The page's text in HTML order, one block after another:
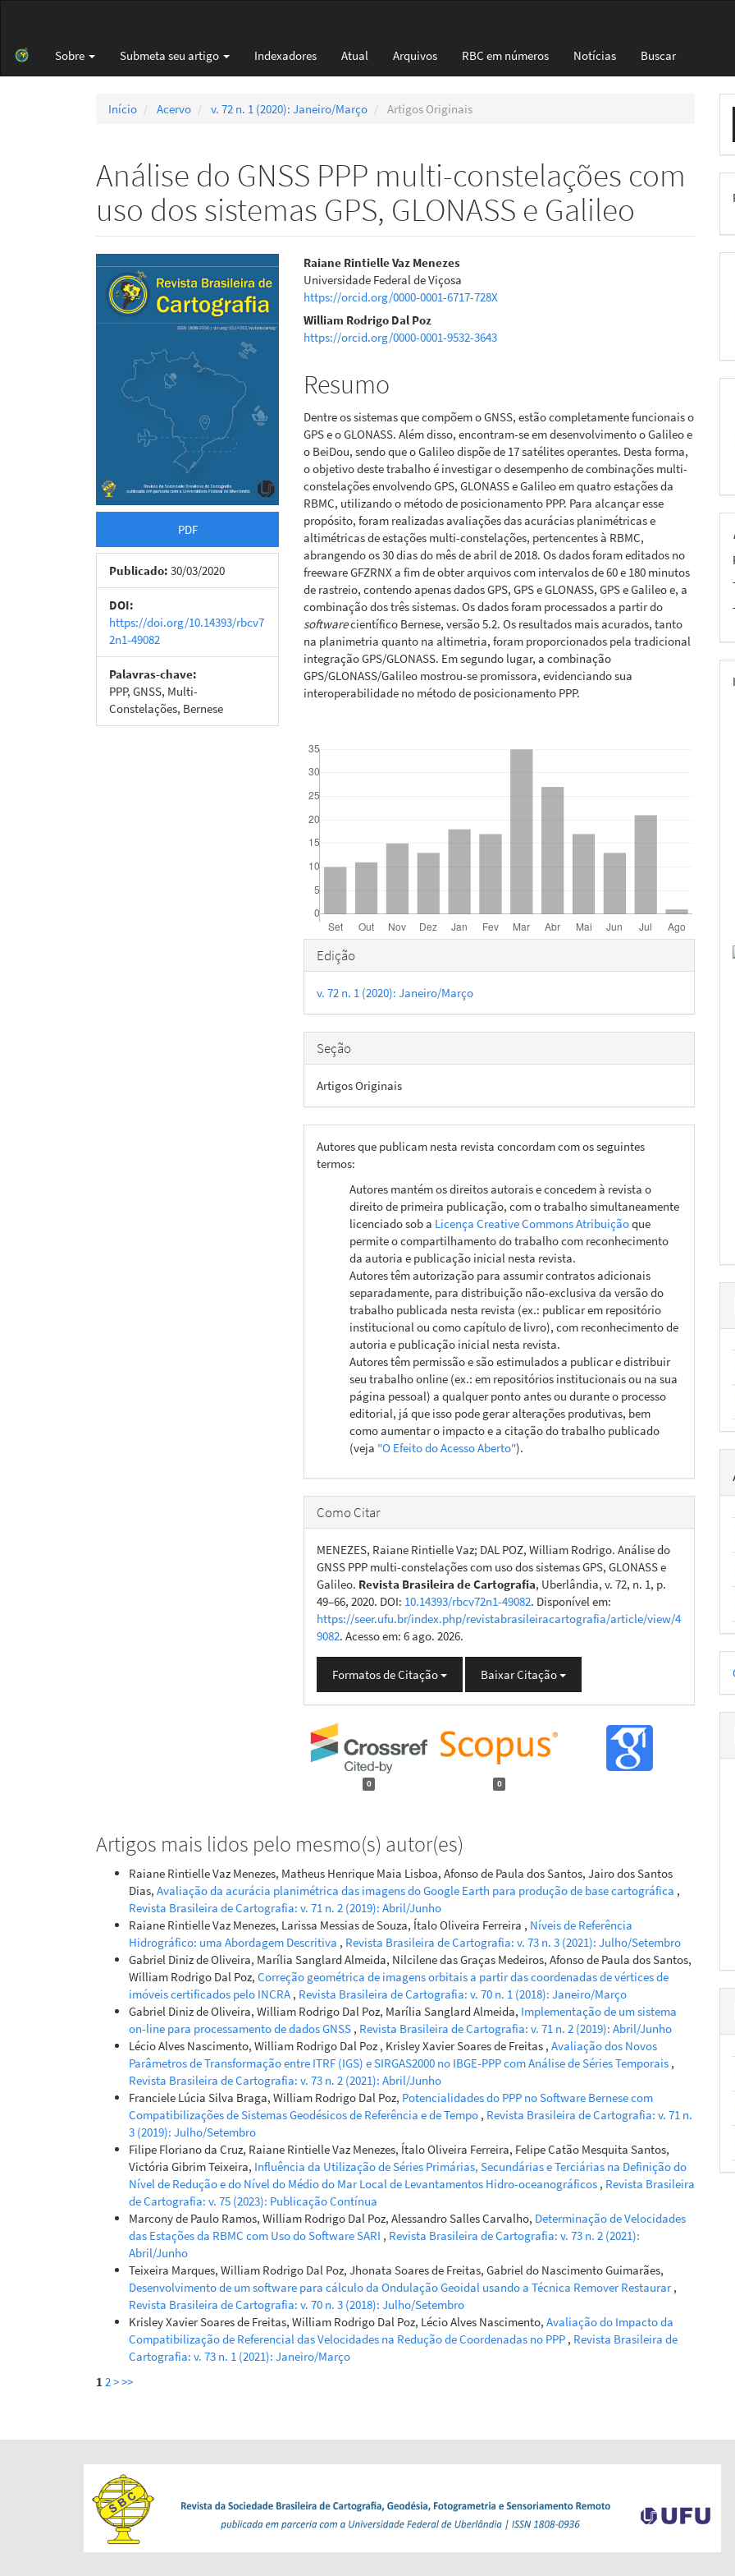
principal
Barra
Sobre Submeta seu artigo Indexadores Atual Arquivos RBC em números Notícias Buscar
Início Acervo v. 72 n. 1 (2020): Janeiro/Março Artigos Originais
Análise do GNSS PPP multi-constelações com
uso dos sistemas GPS, GLONASS e Galileo
Barra
lateral
de
artigos
PDF
Publicado: 30/03/2020
DOI:
https://doi.org/10.14393/rbcv7
2n1-49082
Palavras-chave:
PPP, GNSS, Multi-
Constelações, Bernese
Conteúdo
do
artigo
principal
Raiane Rintielle Vaz Menezes
Universidade Federal de Viçosa
https://orcid.org/0000-0001-6717-728X
William Rodrigo Dal Poz
https://orcid.org/0000-0001-9532-3643
Resumo
Dentre os sistemas que compõem o GNSS, estão completamente funcionais o
GPS e o GLONASS. Além disso, encontram-se em desenvolvimento o Galileo e
o BeiDou, sendo que o Galileo dispõe de 17 satélites operantes. Desta forma,
o objetivo deste trabalho é investigar o desempenho de combinações multi-
constelações envolvendo GPS, GLONASS e Galileo em quatro estações da
RBMC, utilizando o método de posicionamento PPP. Para alcançar esse
propósito, foram realizadas avaliações das acurácias planimétricas e
altimétricas de estações multi-constelações, pertencentes à RBMC,
abrangendo os 30 dias do mês de abril de 2018. Os dados foram editados no
freeware GFZRNX a fim de obter arquivos com intervalos de 60 e 180 minutos
de rastreio, contendo apenas dados GPS, GPS e GLONASS, GPS e Galileo e, a
combinação dos três sistemas. Os dados foram processados a partir do
softwarecientífico Bernese, versão 5.2. Os resultados mais acurados, tanto
na planimetria quanto na altimetria, foram proporcionados pela tradicional
integração GPS/GLONASS. Em segundo lugar, a combinação
GPS/GLONASS/Galileo mostrou-se promissora, evidenciando sua
interoperabilidade no método de posicionamento PPP.
Detalhes
do
artigo
Edição
v. 72 n. 1 (2020): Janeiro/Março
Seção
Artigos Originais
Autores que publicam nesta revista concordam com os seguintes
termos:
Autores mantém os direitos autorais e concedem à revista o
direito de primeira publicação, com o trabalho simultaneamente
licenciado sob a Licença Creative Commons Atribuiçãoque
permite o compartilhamento do trabalho com reconhecimento
da autoria e publicação inicial nesta revista.
Autores têm autorização para assumir contratos adicionais
separadamente, para distribuição não-exclusiva da versão do
trabalho publicada nesta revista (ex.: publicar em repositório
institucional ou como capítulo de livro), com reconhecimento de
autoria e publicação inicial nesta revista.
Autores têm permissão e são estimulados a publicar e distribuir
seu trabalho online (ex.: em repositórios institucionais ou na sua
página pessoal) a qualquer ponto antes ou durante o processo
editorial, já que isso pode gerar alterações produtivas, bem
como aumentar o impacto e a citação do trabalho publicado
(veja "O Efeito do Acesso Aberto").
Como Citar
MENEZES, Raiane Rintielle Vaz; DAL POZ, William Rodrigo. Análise do
GNSS PPP multi-constelações com uso dos sistemas GPS, GLONASS e
Galileo. Revista Brasileira de Cartografia, Uberlândia, v. 72, n. 1, p.
49–66, 2020. DOI: 10.14393/rbcv72n1-49082. Disponível em:
https://seer.ufu.br/index.php/revistabrasileiracartografia/article/view/4
9082. Acesso em: 6 ago. 2026.
Formatos de Citação Baixar Citação
0 0
Artigos mais lidos pelo mesmo(s) autor(es)
Raiane Rintielle Vaz Menezes, Matheus Henrique Maia Lisboa, Afonso de Paula dos Santos, Jairo dos Santos
Dias, Avaliação da acurácia planimétrica das imagens do Google Earth para produção de base cartográfica ,
Revista Brasileira de Cartografia: v. 71 n. 2 (2019): Abril/Junho
Raiane Rintielle Vaz Menezes, Larissa Messias de Souza, Ítalo Oliveira Ferreira , Níveis de Referência
Hidrográfico: uma Abordagem Descritiva , Revista Brasileira de Cartografia: v. 73 n. 3 (2021): Julho/Setembro
Gabriel Diniz de Oliveira, Marília Sanglard Almeida, Nilcilene das Graças Medeiros, Afonso de Paula dos Santos,
William Rodrigo Dal Poz, Correção geométrica de imagens orbitais a partir das coordenadas de vértices de
imóveis certificados pelo INCRA , Revista Brasileira de Cartografia: v. 70 n. 1 (2018): Janeiro/Março
Gabriel Diniz de Oliveira, William Rodrigo Dal Poz, Marília Sanglard Almeida, Implementação de um sistema
on-line para processamento de dados GNSS , Revista Brasileira de Cartografia: v. 71 n. 2 (2019): Abril/Junho
Lécio Alves Nascimento, William Rodrigo Dal Poz , Krisley Xavier Soares de Freitas , Avaliação dos Novos
Parâmetros de Transformação entre ITRF (IGS) e SIRGAS2000 no IBGE-PPP com Análise de Séries Temporais ,
Revista Brasileira de Cartografia: v. 73 n. 2 (2021): Abril/Junho
Franciele Lúcia Silva Braga, William Rodrigo Dal Poz, Potencialidades do PPP no Software Bernese com
Compatibilizações de Sistemas Geodésicos de Referência e de Tempo , Revista Brasileira de Cartografia: v. 71 n.
3 (2019): Julho/Setembro
Filipe Floriano da Cruz, Raiane Rintielle Vaz Menezes, Ítalo Oliveira Ferreira, Felipe Catão Mesquita Santos,
Victória Gibrim Teixeira, Influência da Utilização de Séries Primárias, Secundárias e Terciárias na Definição do
Nível de Redução e do Nível do Médio do Mar Local de Levantamentos Hidro-oceanográficos , Revista Brasileira
de Cartografia: v. 75 (2023): Publicação Contínua
Marcony de Paulo Ramos, William Rodrigo Dal Poz, Alessandro Salles Carvalho, Determinação de Velocidades
das Estações da RBMC com Uso do Software SARI , Revista Brasileira de Cartografia: v. 73 n. 2 (2021):
Abril/Junho
Teixeira Marques, William Rodrigo Dal Poz, Jhonata Soares de Freitas, Gabriel do Nascimento Guimarães,
Desenvolvimento de um software para cálculo da Ondulação Geoidal usando a Técnica Remover Restaurar,
Revista Brasileira de Cartografia: v. 70 n. 3 (2018): Julho/Setembro
Krisley Xavier Soares de Freitas, William Rodrigo Dal Poz, Lécio Alves Nascimento, Avaliação do Impacto da
Compatibilização de Referencial das Velocidades na Redução de Coordenadas no PPP , Revista Brasileira de
Cartografia: v. 73 n. 1 (2021): Janeiro/Março
1 2>>>